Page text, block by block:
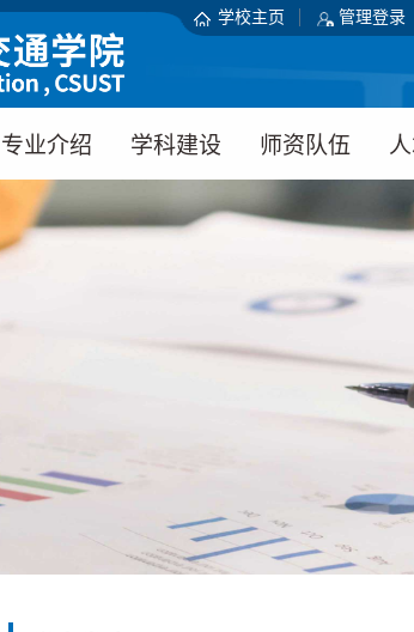
学校主页 管理登录
专业介绍
道路桥梁与渡
河工程（创新
班）
学科建设
学科平台
师资队伍
教师名录
博士后科研流
教师发展中心
研